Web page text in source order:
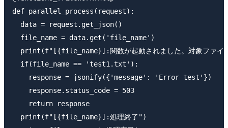
def parallel_process(request):
  data = request.get_json()
  file_name = data.get('file_name')
print(f"[{file_name}]:関数が起動されました。対象ファ
  if(file_name == 'test1.txt'):
    response = jsonify({'message': 'Error test'})
    response.status_code = 503
    return response
  print(f"[{file_name}]:処理終了")